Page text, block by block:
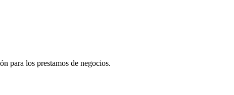
para los prestamos de negocios.